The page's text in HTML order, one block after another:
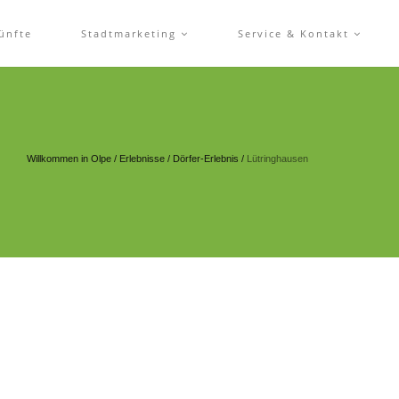
Stadtmarketing Service & Kontakt
Willkommen in Olpe / Erlebnisse / Dörfer-Erlebnis / Lütringhausen